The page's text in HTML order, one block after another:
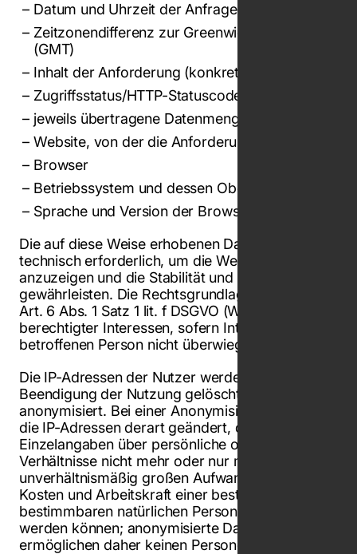
Datum und Uhrzeit der Anfrage
Zeitzonendifferenz zur Greenwich Mean Time
(GMT)
Inhalt der Anforderung (konkrete Seite)
Zugriffsstatus/HTTP-Statuscode
jeweils übertragene Datenmenge
Website, von der die Anforderung kommt
Browser
Betriebssystem und dessen Oberfläche
Sprache und Version der Browsersoftware.
Die auf diese Weise erhobenen Daten sind
technisch erforderlich, um die Website
anzuzeigen und die Stabilität und Sicherheit zu
gewährleisten. Die Rechtsgrundlage hierfür ist
Art. 6 Abs. 1 Satz 1 lit. f DSGVO (Wahrung
berechtigter Interessen, sofern Interessen der
betroffenen Person nicht überwiegen).
Die IP-Adressen der Nutzer werden nach
Beendigung der Nutzung gelöscht oder
anonymisiert. Bei einer Anonymisierung werden
die IP-Adressen derart geändert, dass die
Einzelangaben über persönliche oder sachliche
Verhältnisse nicht mehr oder nur mit einem
unverhältnismäßig großen Aufwand an Zeit,
Kosten und Arbeitskraft einer bestimmten oder
bestimmbaren natürlichen Person zugeordnet
werden können; anonymisierte Daten
ermöglichen daher keinen Personenbezug mehr.